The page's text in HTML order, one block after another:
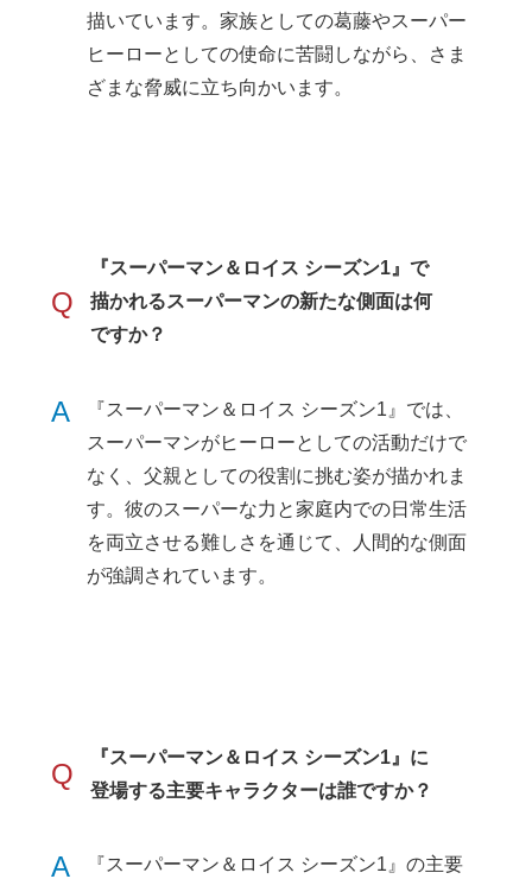
描いています。家族としての葛藤やスーパー
ヒーローとしての使命に苦闘しながら、さま
ざまな脅威に立ち向かいます。
Q
『スーパーマン＆ロイス シーズン1』で
描かれるスーパーマンの新たな側面は何
ですか？
A
『スーパーマン＆ロイス シーズン1』では、
スーパーマンがヒーローとしての活動だけで
なく、父親としての役割に挑む姿が描かれま
す。彼のスーパーな力と家庭内での日常生活
を両立させる難しさを通じて、人間的な側面
が強調されています。
Q
『スーパーマン＆ロイス シーズン1』に
登場する主要キャラクターは誰ですか？
A 『スーパーマン＆ロイス シーズン1』の主要